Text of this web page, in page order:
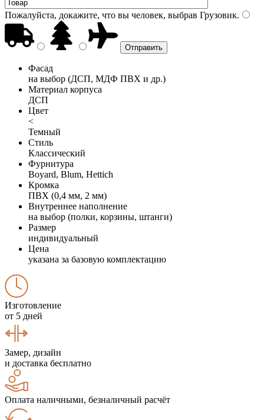
Пожалуйста, докажите, что вы человек, выбрав Грузовик.
Фасад
на выбор (ДСП, МДФ ПВХ и др.)
Материал корпуса
ДСП
Цвет
<
Темный
Стиль
Классический
Фурнитура
Boyard, Blum, Hettich
Кромка
ПВХ (0,4 мм, 2 мм)
Внутреннее наполнение
на выбор (полки, корзины, штанги)
Размер
индивидуальный
Цена
указана за базовую комплектацию
Изготовление
от 5 дней
Замер, дизайн
и доставка бесплатно
Оплата наличными, безналичный расчёт